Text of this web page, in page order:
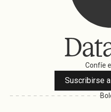
Confíe
Suscribirse